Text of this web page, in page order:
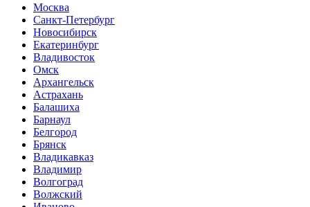
Москва
Санкт-Петербург
Новосибирск
Екатеринбург
Владивосток
Омск
Архангельск
Астрахань
Балашиха
Барнаул
Белгород
Брянск
Владикавказ
Владимир
Волгоград
Волжский